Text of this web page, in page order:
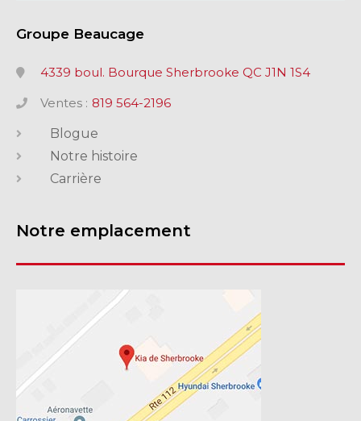
Groupe Beaucage
4339 boul. Bourque Sherbrooke QC J1N 1S4
Ventes : 819 564-2196
Blogue
Notre histoire
Carrière
Notre emplacement